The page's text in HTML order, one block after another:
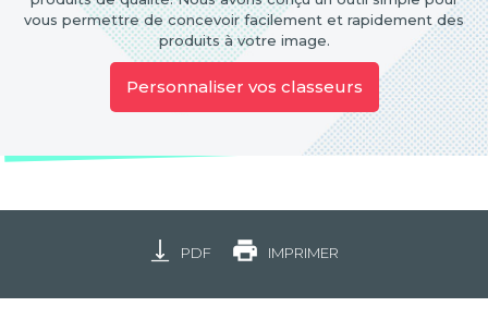
vous permettre de concevoir facilement et rapidement des
produits à votre image.
Personnaliser vos classeurs
PDF IMPRIMER